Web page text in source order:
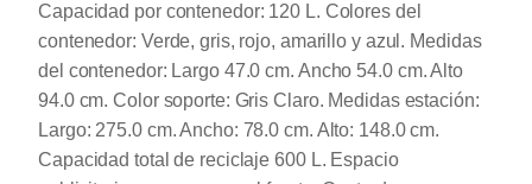
Capacidad por contenedor: 120 L. Colores del
contenedor: Verde, gris, rojo, amarillo y azul. Medidas
del contenedor: Largo 47.0 cm. Ancho 54.0 cm. Alto
94.0 cm. Color soporte: Gris Claro. Medidas estación:
Largo: 275.0 cm. Ancho: 78.0 cm. Alto: 148.0 cm.
Capacidad total de reciclaje 600 L. Espacio